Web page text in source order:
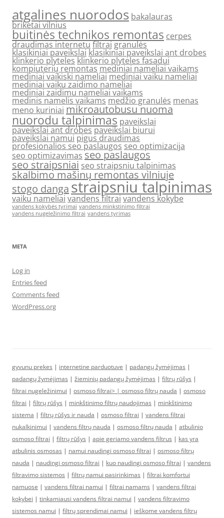
atgalines nuorodos bakalauras
briketai vilnius
buitinės technikos remontas cerpes
draudimas internetufiltraigranulės
klasikiniai paveikslai klasikiniai paveikslai ant drobes
klinkerio plyteles klinkerio plyteles fasadui
kompiuterių remontas mediniai nameliai vaikams
mediniai vaikiski nameliai mediniai vaiku nameliai
mediniai vaiku zaidimo nameliai
mediniai zaidimu nameliai vaikams
medinis namelis vaikams medžio granulės menas
meno kuriniai mikroautobusu nuoma
nuorodu talpinimas paveikslai
paveikslai ant drobespaveikslai biurui
paveikslai namui pigus draudimas
profesionalios seo paslaugos seo optimizacija
seo optimizavimas seo paslaugos
seo straipsniai seo straipsniu talpinimas
skalbimo mašinų remontas vilniuje
stogo danga straipsniu talpinimas
vaiku nameliai vandens filtrai vandens kokybe
vandens kokybės tyrimai vandens minkstinimo filtrai
vandens nugeležinimo filtrai vandens tyrimas
META
Log in
Entries feed
Comments feed
WordPress.org
gyvunu prekes | internetine parduotuve | padangų žymėjimas |
padangų žymėjimas | žieminių padangų žymėjimas | filtrų rūšys |
filtrai nugeležinimui | osmoso filtrai> | osmoso filtrų nauda | osmoso
filtrai | filtrų rūšys | minkštinimo filtrų naudojimas | minkštinimo
sistema | filtrų rūšys ir nauda | osmoso filtrai | vandens filtrai
nukalkinimui | vandens filtrų nauda | osmoso filtrų nauda | atbulinio
osmoso filtrai | filtrų rūšys | apie geriamo vandens filtrus | kas yra
atbulinis osmosas | namui naudingi osmoso filtrai | osmoso filtrų
nauda | naudingi osmoso filtrai | kuo naudingi osmoso filtrai | vandens
filtravimo sistemos | filtrų namui pasirinkimas | filtrai komfortui
namuose | vandens filtrai namui | filtrai namams | vandens filtrai
kokybei | tinkamiausi vandens filtrai namui | vandens filtravimo
sistemos namui | filtrų sprendimai namui | ieškome vandens filtrų